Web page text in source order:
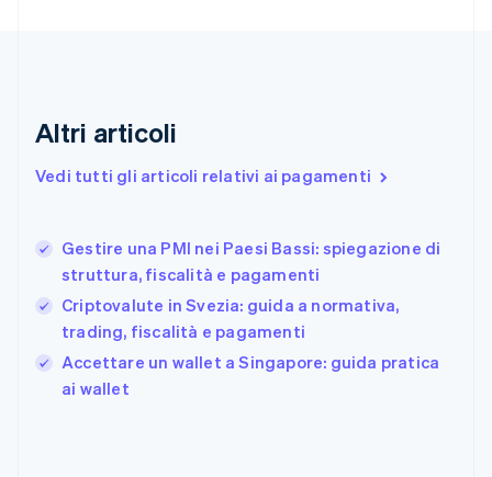
Altri articoli
Vedi tutti gli articoli relativi ai pagamenti
Gestire una PMI nei Paesi Bassi: spiegazione di
struttura, fiscalità e pagamenti
Criptovalute in Svezia: guida a normativa,
trading, fiscalità e pagamenti
Accettare un wallet a Singapore: guida pratica
ai wallet
EnglishSvenska
FrançaisEnglish
Giappone
日本語English
English
Grecia
English
India